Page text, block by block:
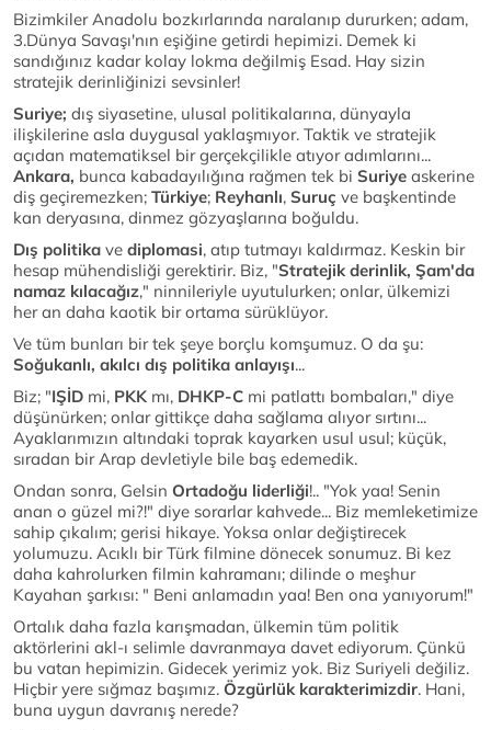
Bizimkiler Anadolu bozkırlarında naralanıp dururken; adam,
3.Dünya Savaşı'nın eşiğine getirdi hepimizi. Demek ki
sandığınız kadar kolay lokma değilmiş Esad. Hay sizin
stratejik derinliğinizi sevsinler!
Suriye; dış siyasetine, ulusal politikalarına, dünyayla
ilişkilerine asla duygusal yaklaşmıyor. Taktik ve stratejik
açıdan matematiksel bir gerçekçilikle atıyor adımlarını...
Ankara, bunca kabadayılığına rağmen tek bi Suriye askerine
diş geçiremezken; Türkiye; Reyhanlı, Suruç ve başkentinde
kan deryasına, dinmez gözyaşlarına boğuldu.
Dış politika ve diplomasi, atıp tutmayı kaldırmaz. Keskin bir
hesap mühendisliği gerektirir. Biz, "Stratejik derinlik, Şam'da
namaz kılacağız," ninnileriyle uyutulurken; onlar, ülkemizi
her an daha kaotik bir ortama sürüklüyor.
Ve tüm bunları bir tek şeye borçlu komşumuz. O da şu:
Soğukanlı, akılcı dış politika anlayışı...
Biz; "IŞİD mi, PKK mı, DHKP-C mi patlattı bombaları," diye
düşünürken; onlar gittikçe daha sağlama alıyor sırtını...
Ayaklarımızın altındaki toprak kayarken usul usul; küçük,
sıradan bir Arap devletiyle bile baş edemedik.
Ondan sonra, Gelsin Ortadoğu liderliği!.. "Yok yaa! Senin
anan o güzel mi?!" diye sorarlar kahvede... Biz memleketimize
sahip çıkalım; gerisi hikaye. Yoksa onlar değiştirecek
yolumuzu. Acıklı bir Türk filmine dönecek sonumuz. Bi kez
daha kahrolurken filmin kahramanı; dilinde o meşhur
Kayahan şarkısı: " Beni anlamadın yaa! Ben ona yanıyorum!"
Ortalık daha fazla karışmadan, ülkemin tüm politik
aktörlerini akl-ı selimle davranmaya davet ediyorum. Çünkü
bu vatan hepimizin. Gidecek yerimiz yok. Biz Suriyeli değiliz.
Hiçbir yere sığmaz başımız. Özgürlük karakterimizdir. Hani,
buna uygun davranış nerede?